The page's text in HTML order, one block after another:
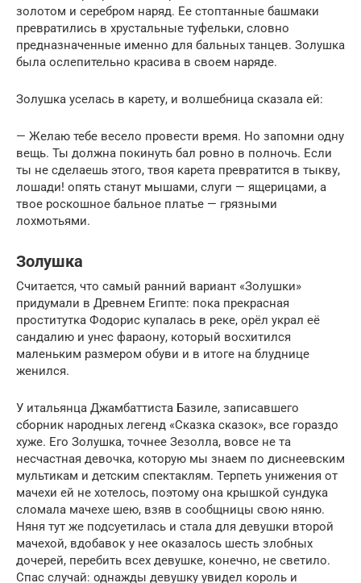
золотом и серебром наряд. Ее стоптанные башмаки
превратились в хрустальные туфельки, словно
предназначенные именно для бальных танцев. Золушка
была ослепительно красива в своем наряде.
Золушка уселась в карету, и волшебница сказала ей:
— Желаю тебе весело провести время. Но запомни одну
вещь. Ты должна покинуть бал ровно в полночь. Если
ты не сделаешь этого, твоя карета превратится в тыкву,
лошади! опять станут мышами, слуги — ящерицами, а
твое роскошное бальное платье — грязными
лохмотьями.
Золушка
Считается, что самый ранний вариант «Золушки»
придумали в Древнем Египте: пока прекрасная
проститутка Фодорис купалась в реке, орёл украл её
сандалию и унес фараону, который восхитился
маленьким размером обуви и в итоге на блуднице
женился.
У итальянца Джамбаттиста Базиле, записавшего
сборник народных легенд «Сказка сказок», все гораздо
хуже. Его Золушка, точнее Зезолла, вовсе не та
несчастная девочка, которую мы знаем по диснеевским
мультикам и детским спектаклям. Терпеть унижения от
мачехи ей не хотелось, поэтому она крышкой сундука
сломала мачехе шею, взяв в сообщницы свою няню.
Няня тут же подсуетилась и стала для девушки второй
мачехой, вдобавок у нее оказалось шесть злобных
дочерей, перебить всех девушке, конечно, не светило.
Спас случай: однажды девушку увидел король и